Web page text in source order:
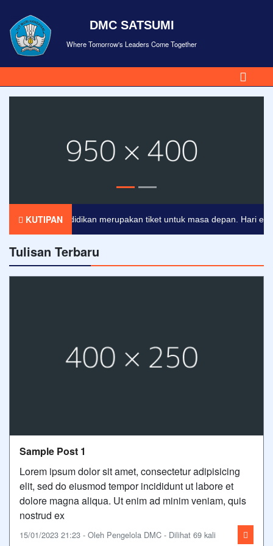
DMC SATSUMI
Where Tomorrow's Leaders Come Together
KUTIPAN
Pendidikan merupakan tiket untuk masa depan. Hari esok
Tulisan Terbaru
Sample Post 1
Lorem ipsum dolor sit amet, consectetur adipisicing
elit, sed do eiusmod tempor incididunt ut labore et
dolore magna aliqua. Ut enim ad minim veniam, quis
nostrud ex
15/01/2023 21:23 - Oleh Pengelola DMC - Dilihat 69 kali